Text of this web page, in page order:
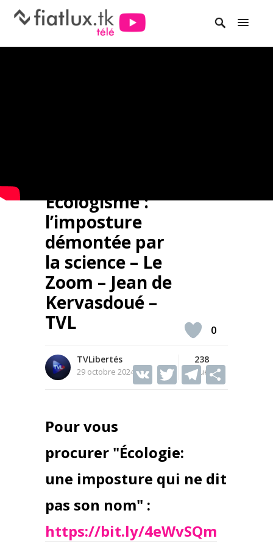
Ecologisme :
l’imposture
démontée par
la science – Le
Zoom – Jean de
Kervasdoué –
TVL
TVLibertés
29 octobre 2024
238
Vues
V T T
m
0
Pour vous
procurer "Écologie:
une imposture qui ne dit
pas son nom" :
https://bit.ly/4eWvSQm